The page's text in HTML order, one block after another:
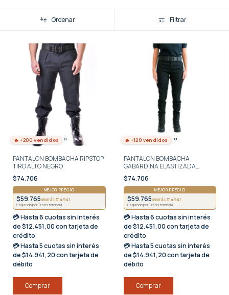
Ordenar Filtrar
🔥 +200 vendidos
PANTALON BOMBACHA RIPSTOP
TIRO ALTO NEGRO
$74.706
MEJOR PRECIO
$59.765ahorrás $14.941
Pagando por Transferencia
💳 Hasta6 cuotas sin interés
de $12.451,00 con tarjeta de
crédito
💳 Hasta5 cuotas sin interés
de $14.941,20 con tarjeta de
débito
Comprar
🔥 +120 vendidos
PANTALON BOMBACHA
GABARDINA ELASTIZADA
NEGRA
$74.706
MEJOR PRECIO
$59.765ahorrás $14.941
Pagando por Transferencia
💳 Hasta6 cuotas sin interés
de $12.451,00 con tarjeta de
crédito
💳 Hasta5 cuotas sin interés
de $14.941,20 con tarjeta de
débito
Comprar